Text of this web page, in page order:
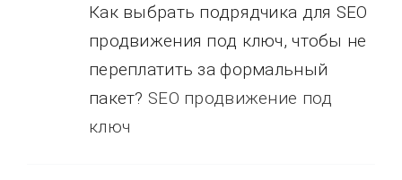
Как выбрать подрядчика для SEO
продвижения под ключ, чтобы не
переплатить за формальный
пакет? SEO продвижение под
ключ